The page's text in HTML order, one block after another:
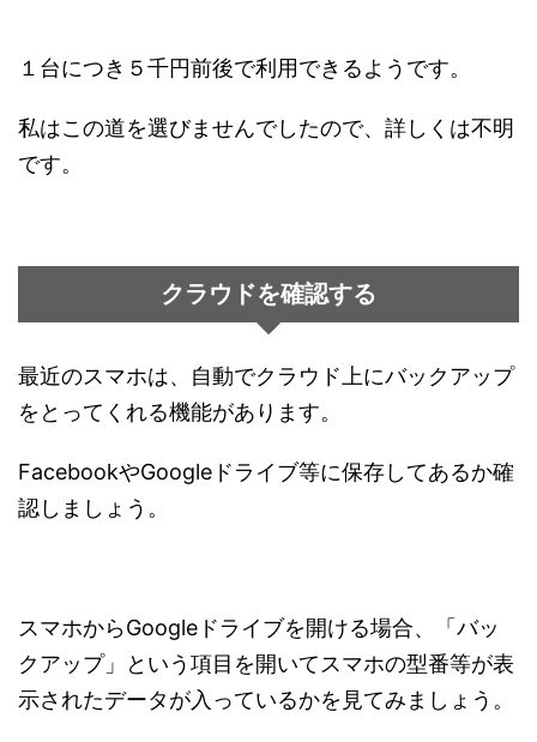
１台につき５千円前後で利用できるようです。
私はこの道を選びませんでしたので、詳しくは不明
です。
クラウドを確認する
最近のスマホは、自動でクラウド上にバックアップ
をとってくれる機能があります。
FacebookやGoogleドライブ等に保存してあるか確
認しましょう。
スマホからGoogleドライブを開ける場合、「バッ
クアップ」という項目を開いてスマホの型番等が表
示されたデータが入っているかを見てみましょう。